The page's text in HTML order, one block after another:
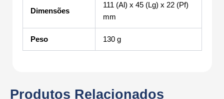
Dimensões
111 (Al) x 45 (Lg) x 22 (Pf)
mm
Peso 130 g
Produtos Relacionados